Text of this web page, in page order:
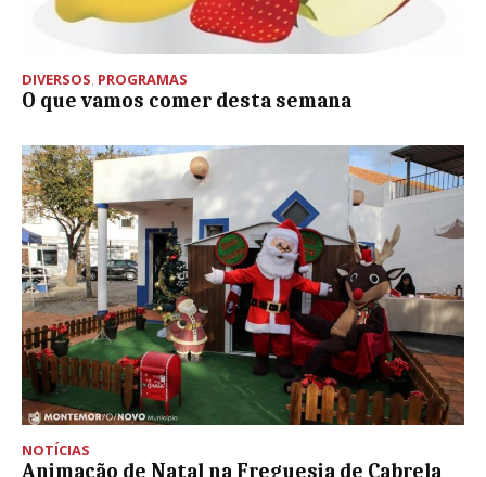
DIVERSOS, PROGRAMAS
O que vamos comer desta semana
NOTÍCIAS
Animação de Natal na Freguesia de Cabrela